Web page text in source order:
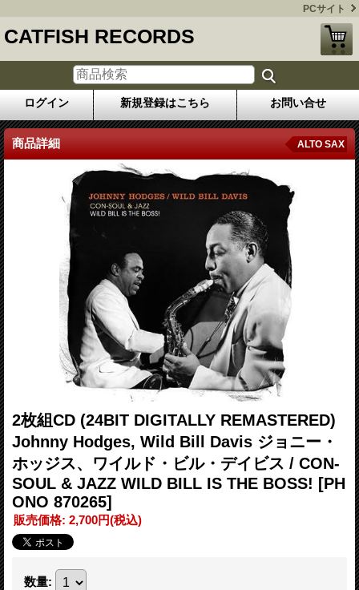
PCサイト
CATFISH RECORDS
ログイン 新規登録はこちら お問い合せ
商品詳細 ALTO SAX
2枚組CD (24BIT DIGITALLY REMASTERED)
Johnny Hodges, Wild Bill Davis ジョニー・
ホッジス、ワイルド・ビル・デイビス / CON-
SOUL & JAZZ WILD BILL IS THE BOSS! [PH
ONO 870265]
販売価格: 2,700円(税込)
数量: